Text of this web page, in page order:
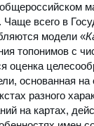
всего в
модели «
топонимов с
оценка
основанная на
разного
на картах,